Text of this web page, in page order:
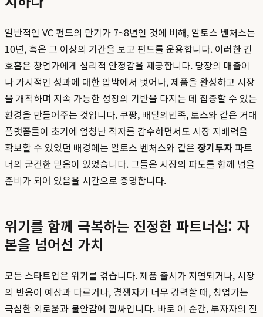
일반적인 VC 펀드의 만기가 7~8년인 것에 비해, 알토스 벤처스는
10년, 혹은 그 이상의 기간을 보고 펀드를 운용합니다. 이러한 긴
호흡은 창업가에게 심리적 안정감을 제공합니다. 당장의 매출이
나 가시적인 성과에 대한 압박에서 벗어나, 제품을 완성하고 시장
을 개척하며 지속 가능한 성장의 기반을 다지는 데 집중할 수 있는
환경을 만들어주는 것입니다. 쿠팡, 배달의민족, 토스와 같은 거대
플랫폼들이 초기에 엄청난 적자를 감수하면서도 시장 지배력을
확보할 수 있었던 배경에는 알토스 벤처스와 같은 장기투자 파트
너의 굳건한 믿음이 있었습니다. 그들은 시장의 파도를 함께 넘을
준비가 되어 있음을 시간으로 증명합니다.
위기를 함께 극복하는 진정한 파트너십: 자
본을 넘어선 가치
모든 스타트업은 위기를 겪습니다. 제품 출시가 지연되거나, 시장
의 반응이 예상과 다르거나, 경쟁자가 너무 강력할 때, 창업가는
극심한 외로움과 불안감에 휩싸입니다. 바로 이 순간, 투자자의 진